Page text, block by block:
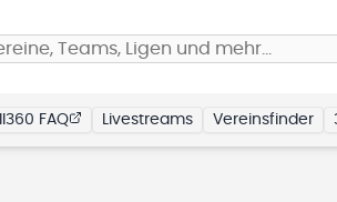
Teams, Ligen und mehr…
FAQ Livestreams Vereinsfinder